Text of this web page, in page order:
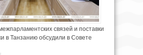
связей и поставки
в Танзанию обсудили в Совете